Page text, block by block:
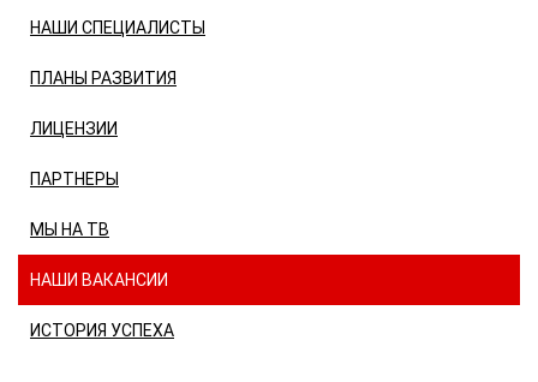
НАШИ СПЕЦИАЛИСТЫ
ПЛАНЫ РАЗВИТИЯ
ЛИЦЕНЗИИ
ПАРТНЕРЫ
МЫ НА ТВ
НАШИ ВАКАНСИИ
ИСТОРИЯ УСПЕХА